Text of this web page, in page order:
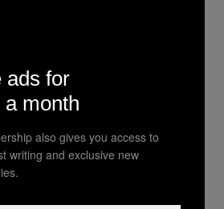
что мы не должны
их гендерной
цвета кожи, сексуальной
такого, – сказал
прочего,
делать выводы на
которую люди
насколько она ценится».
ads for
a month
also gives you access to
writing and exclusive new